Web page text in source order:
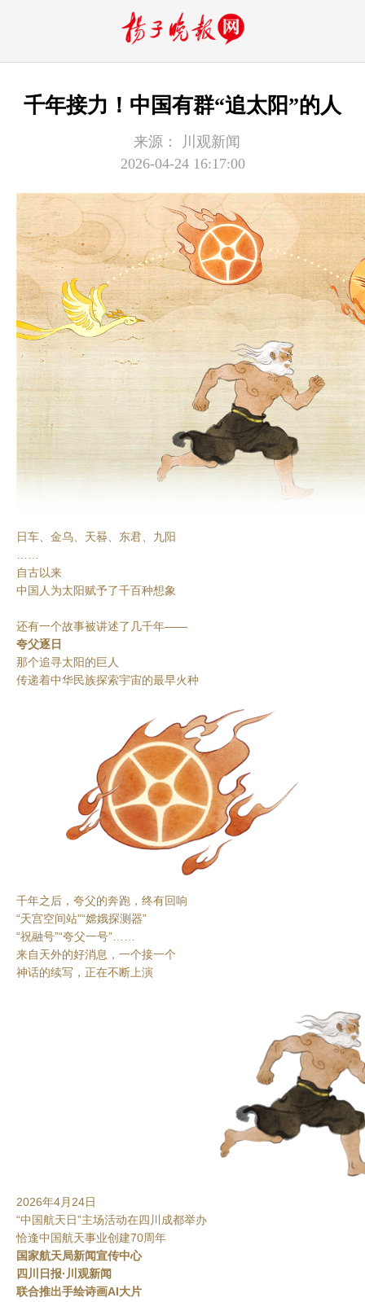
千年接力！中国有群“追太阳”的人
来源：
川观新闻
2026-04-24 16:17:00
日车、金乌、天晷、东君、九阳
自古以来
中国人为太阳赋予了千百种想象
还有一个故事被讲述了几千年——
夸父逐日
那个追寻太阳的巨人
传递着中华民族探索宇宙的最早火种
千年之后，夸父的奔跑，终有回响
“天宫空间站”“嫦娥探测器”
“祝融号”“夸父一号”……
来自天外的好消息，一个接一个
神话的续写，正在不断上演
2026年4月24日
“中国航天日”主场活动在四川成都举办
恰逢中国航天事业创建70周年
国家航天局新闻宣传中心
四川日报·川观新闻
联合推出手绘诗画AI大片